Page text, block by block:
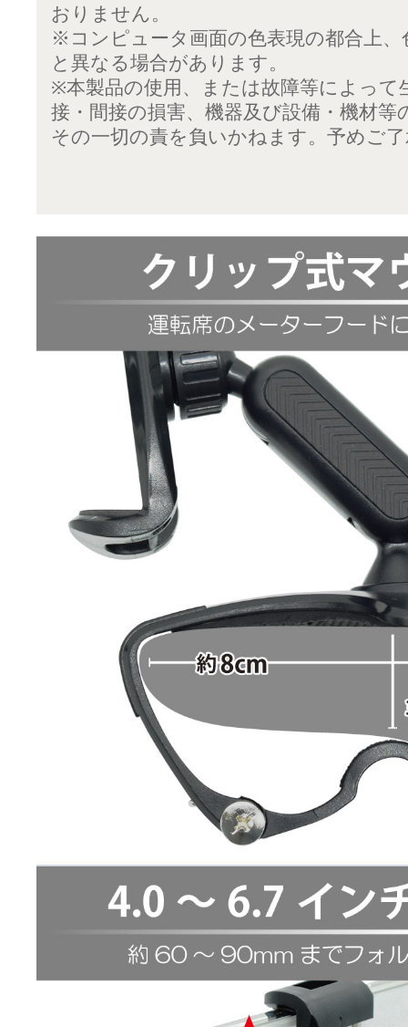
おりません。
※コンピュータ画面の色表現の都合上
と異なる場合があります。
※本製品の使用、または故障等によって
接・間接の損害、機器及び設備・機材
その一切の責を負いかねます。予めご